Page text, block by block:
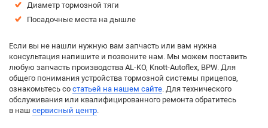
Диаметр тормозной тяги
Посадочные места на дышле
Если вы не нашли нужную вам запчасть или вам нужна
консультация напишите и позвоните нам. Мы можем поставить
любую запчасть производства AL-KO, Knott-Autoflex, BPW. Для
общего понимания устройства тормозной системы прицепов,
ознакомьтесь со статьей на нашем сайте. Для технического
обслуживания или квалифицированного ремонта обратитесь
в наш сервисный центр.